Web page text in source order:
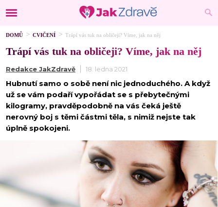
DOMŮ CVIČENÍ Trápí vás tuk na obličeji? Víme, jak na něj
Trápí vás tuk na obličeji? Víme, jak na něj
Redakce JakZdravě 18. ledna 2021
Hubnutí samo o sobě není nic jednoduchého. A když
už se vám podaří vypořádat se s přebytečnými
kilogramy, pravděpodobně na vás čeká ještě
nerovný boj s těmi částmi těla, s nimiž nejste tak
úplně spokojeni.